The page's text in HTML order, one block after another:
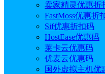
卖家精灵优惠折
FastMoss优惠折
Sif优惠折扣码
HostEase优惠码
莱卡云优惠码
优麦云优惠码
国外虚拟主机优
Namecheap黑五
册/转移折扣高达